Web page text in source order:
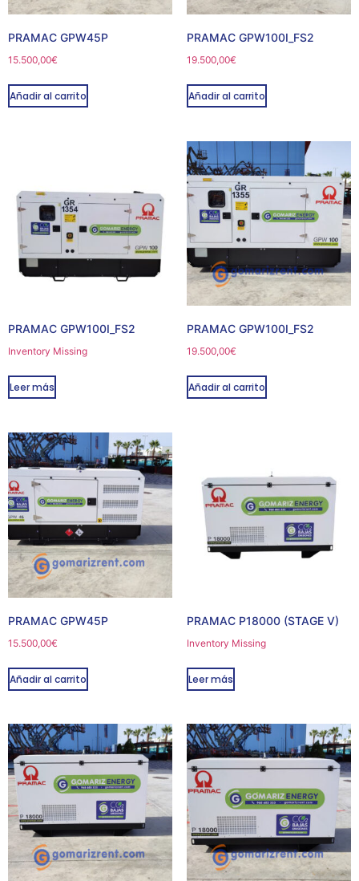
PRAMAC GPW45P
15.500,00€
Añadir al carrito
PRAMAC GPW100I_FS2
19.500,00€
Añadir al carrito
PRAMAC GPW100I_FS2
Inventory Missing
Leer más
PRAMAC GPW100I_FS2
19.500,00€
Añadir al carrito
PRAMAC GPW45P
15.500,00€
Añadir al carrito
PRAMAC P18000 (STAGE V)
Inventory Missing
Leer más